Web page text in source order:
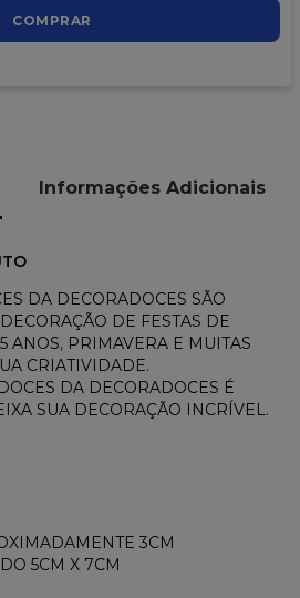
COMPRAR
Informações Adicionais
DA DECORADOCES SÃO
DE FESTAS DE
ANOS, PRIMAVERA E MUITAS
CRIATIVIDADE.
DA DECORADOCES É
SUA DECORAÇÃO INCRÍVEL.
3CM
5CM X 7CM